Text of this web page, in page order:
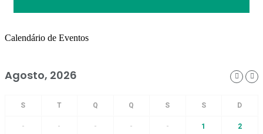
Calendário de Eventos
Agosto, 2026
- - - - - 1 2